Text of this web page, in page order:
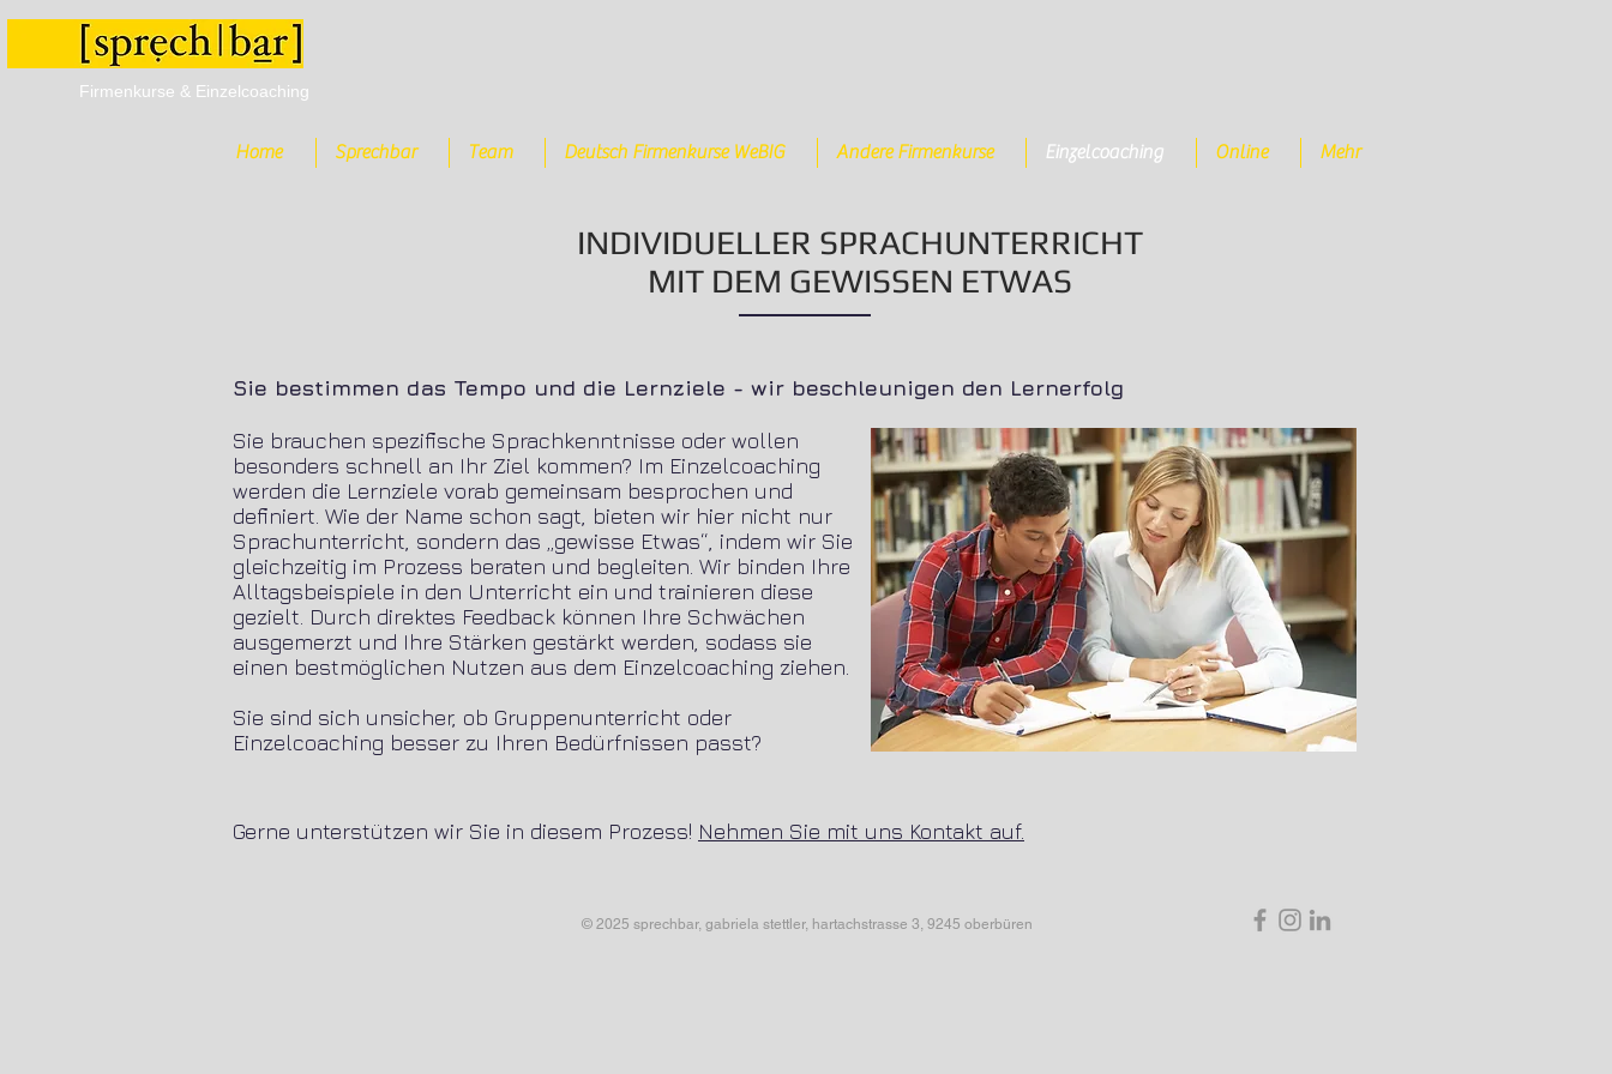
Firmenkurse & Einzelcoaching
Home Sprechbar Team Deutsch Firmenkurse WeBIG Andere Firmenkurse Einzelcoaching Online Mehr
INDIVIDUELLER SPRACHUNTERRICHT
MIT DEM GEWISSEN ETWAS
Sie bestimmen das Tempo und die Lernziele - wir beschleunigen den Lernerfolg
Sie brauchen spezifische Sprachkenntnisse oder wollen
besonders schnell an Ihr Ziel kommen? Im Einzelcoaching
werden die Lernziele vorab gemeinsam besprochen und
definiert. Wie der Name schon sagt, bieten wir hier nicht nur
Sprachunterricht, sondern das „gewisse Etwas“, indem wir Sie
gleichzeitig im Prozess beraten und begleiten. Wir binden Ihre
Alltagsbeispiele in den Unterricht ein und trainieren diese
gezielt. Durch direktes Feedback können Ihre Schwächen
ausgemerzt und Ihre Stärken gestärkt werden, sodass sie
einen bestmöglichen Nutzen aus dem Einzelcoaching ziehen.
Sie sind sich unsicher, ob Gruppenunterricht oder
Einzelcoaching besser zu Ihren Bedürfnissen passt?
Gerne unterstützen wir Sie in diesem Prozess! Nehmen Sie mit uns Kontakt auf.
© 2025 sprechbar, gabriela stettler, hartachstrasse 3, 9245 oberbüren